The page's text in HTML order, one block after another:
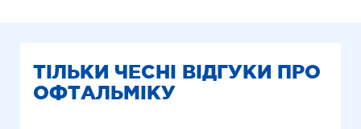
ТІЛЬКИ ЧЕСНІ ВІДГУКИ ПРО
ОФТАЛЬМІКУ